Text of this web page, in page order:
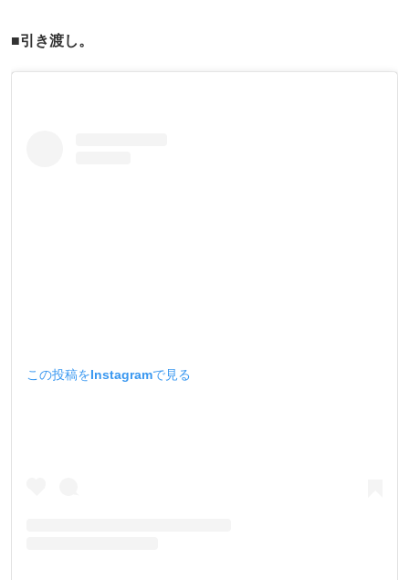
■引き渡し。
この投稿をInstagramで見る